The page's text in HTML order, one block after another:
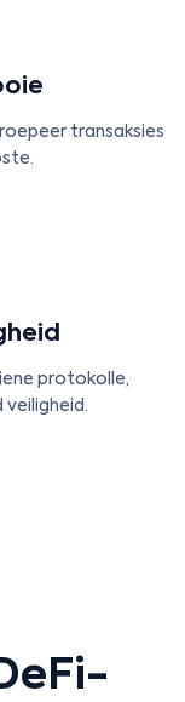
transaksies
protokolle,
veiligheid.